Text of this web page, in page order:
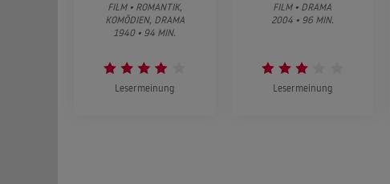
FILM • ROMANTIK,
KOMÖDIEN, DRAMA
1940 • 94 MIN.
Lesermeinung
FILM • DRAMA
2004 • 96 MIN.
Lesermeinung